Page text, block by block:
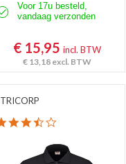
Voor 17u besteld,
vandaag verzonden
€ 15,95 incl. BTW
€ 13,18 excl. BTW
TRICORP
3.6 star rating